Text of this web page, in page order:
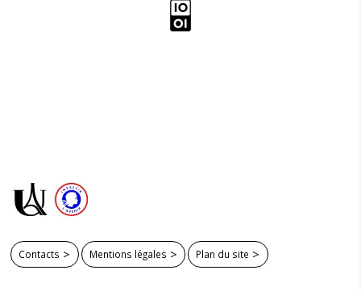
Contacts Mentions légales Plan du site